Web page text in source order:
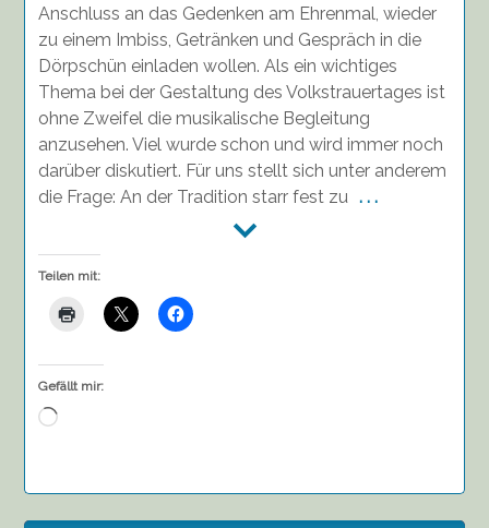
Anschluss an das Gedenken am Ehrenmal, wieder
zu einem Imbiss, Getränken und Gespräch in die
Dörpschün einladen wollen. Als ein wichtiges
Thema bei der Gestaltung des Volkstrauertages ist
ohne Zweifel die musikalische Begleitung
anzusehen. Viel wurde schon und wird immer noch
darüber diskutiert. Für uns stellt sich unter anderem
die Frage: An der Tradition starr fest zu . . .
Teilen mit:
Gefällt mir:
Wird